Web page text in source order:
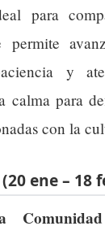
para
permite
y
calma para
con la
ene – 18